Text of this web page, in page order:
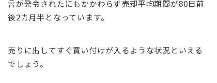
言が発令されたにもかかわらず売却平均期間が80日前
後2カ月半となっています。
売りに出してすぐ買い付けが入るような状況といえる
でしょう。